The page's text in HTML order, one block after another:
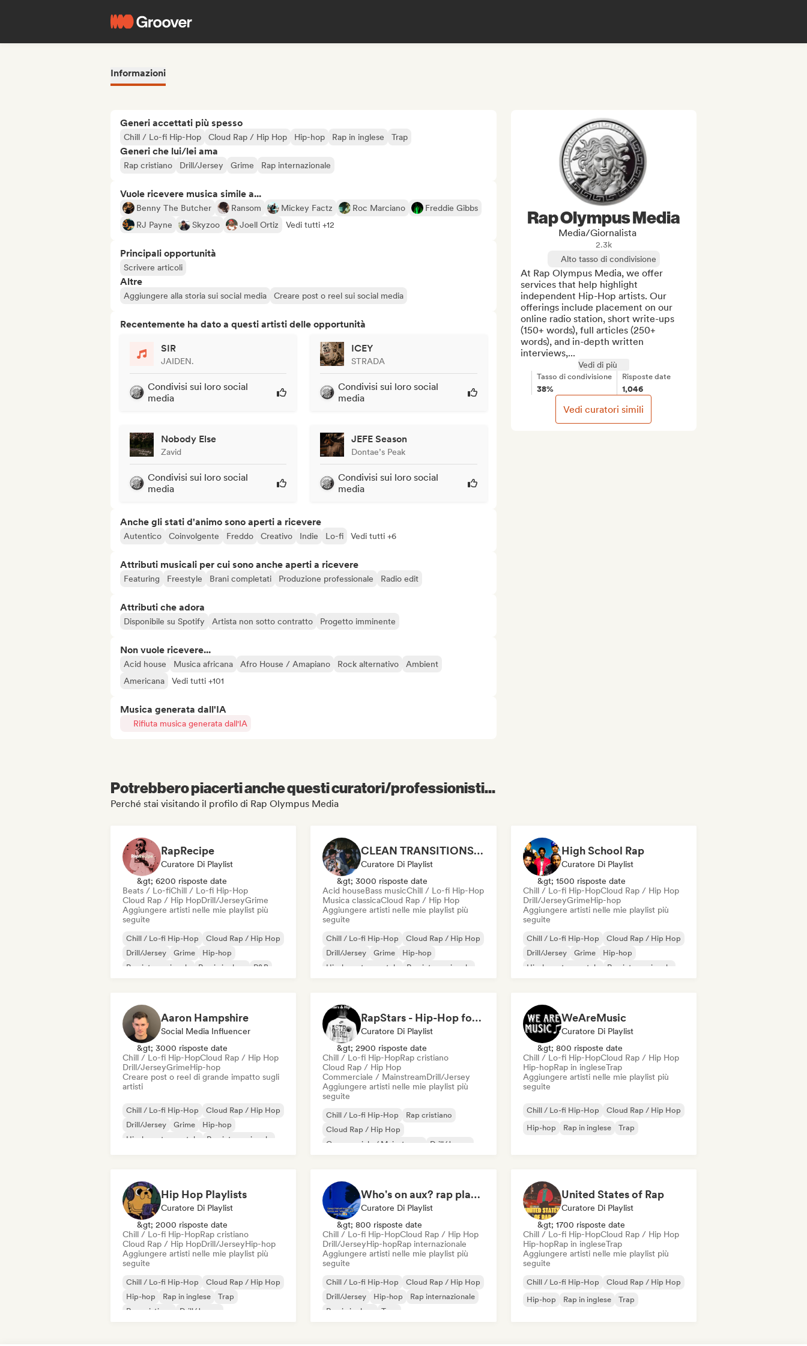
Informazioni
Generi accettati più spesso
Chill / Lo-fi Hip-Hop Cloud Rap / Hip Hop Hip-hop Rap in inglese Trap
Generi che lui/lei ama
Rap cristiano Drill/Jersey Grime Rap internazionale
Vuole ricevere musica simile a...
Benny The Butcher Ransom Mickey Factz Roc Marciano
Freddie Gibbs
RJ Payne
Skyzoo Joell Ortiz Vedi tutti +12
Principali opportunità
Scrivere articoli
Altre
Aggiungere alla storia sui social media Creare post o reel sui social media
Recentemente ha dato a questi artisti delle opportunità
SIR
JAIDEN.
Condivisi sui loro social
media
ICEY
STRADA
Condivisi sui loro social
media
Nobody Else
Zavid
Condivisi sui loro social
media
JEFE Season
Dontae’s Peak
Condivisi sui loro social
media
Anche gli stati d'animo sono aperti a ricevere
Autentico Coinvolgente Freddo Creativo Indie Lo-fi Vedi tutti +6
Attributi musicali per cui sono anche aperti a ricevere
Featuring Freestyle Brani completati Produzione professionale Radio edit
Attributi che adora
Disponibile su Spotify Artista non sotto contratto Progetto imminente
Non vuole ricevere...
Acid house Musica africana Afro House / Amapiano Rock alternativo
Ambient
Americana
Vedi tutti +101
Musica generata dall'IA
Rifiuta musica generata dall'IA
Rap Olympus Media
Media/Giornalista
2.3k
Alto tasso di condivisione
At Rap Olympus Media, we offer
services that help highlight
independent Hip-Hop artists. Our
offerings include placement on our
online radio station, short write-ups
(150+ words), full articles (250+
words), and in-depth written
interviews,...
Vedi di più
Tasso di condivisione
38%
Risposte date
1,046
Vedi curatori simili
Potrebbero piacerti anche questi curatori/professionisti...
Perché stai visitando il profilo di Rap Olympus Media
RapRecipe
Curatore Di Playlist
&gt; 6200 risposte date
Beats / Lo-fiChill / Lo-fi Hip-Hop
Cloud Rap / Hip HopDrill/JerseyGrime
Aggiungere artisti nelle mie playlist più
seguite
Chill / Lo-fi Hip-Hop
Cloud Rap / Hip Hop
Drill/Jersey
Grime
Hip-hop
Rap internazionale
Rap in inglese R&B
CLEAN TRANSITIONS😤
Curatore Di Playlist
&gt; 3000 risposte date
Acid houseBass musicChill / Lo-fi Hip-Hop
Musica classicaCloud Rap / Hip Hop
Aggiungere artisti nelle mie playlist più
seguite
Chill / Lo-fi Hip-Hop
Cloud Rap / Hip Hop
Drill/Jersey
Grime
Hip-hop
Hip-hop strumentale
Rap internazionale
High School Rap
Curatore Di Playlist
&gt; 1500 risposte date
Chill / Lo-fi Hip-HopCloud Rap / Hip Hop
Drill/JerseyGrimeHip-hop
Aggiungere artisti nelle mie playlist più
seguite
Chill / Lo-fi Hip-Hop
Cloud Rap / Hip Hop
Drill/Jersey
Grime
Hip-hop
Hip-hop strumentale
Rap internazionale
Aaron Hampshire
Social Media Influencer
&gt; 3000 risposte date
Chill / Lo-fi Hip-HopCloud Rap / Hip Hop
Drill/JerseyGrimeHip-hop
Creare post o reel di grande impatto sugli
artisti
Chill / Lo-fi Hip-Hop
Cloud Rap / Hip Hop
Drill/Jersey
Grime
Hip-hop
Hip-hop strumentale
Rap internazionale
RapStars - Hip-Hop for late night vibes (by Music Outsider)
Curatore Di Playlist
&gt; 2900 risposte date
Chill / Lo-fi Hip-HopRap cristiano
Cloud Rap / Hip Hop
Commerciale / MainstreamDrill/Jersey
Aggiungere artisti nelle mie playlist più
seguite
Chill / Lo-fi Hip-Hop
Rap cristiano
Cloud Rap / Hip Hop
Commerciale / Mainstream
Drill/Jersey
WeAreMusic
Curatore Di Playlist
&gt; 800 risposte date
Chill / Lo-fi Hip-HopCloud Rap / Hip Hop
Hip-hopRap in ingleseTrap
Aggiungere artisti nelle mie playlist più
seguite
Chill / Lo-fi Hip-Hop
Cloud Rap / Hip Hop
Hip-hop
Rap in inglese Trap
Hip Hop Playlists
Curatore Di Playlist
&gt; 2000 risposte date
Chill / Lo-fi Hip-HopRap cristiano
Cloud Rap / Hip HopDrill/JerseyHip-hop
Aggiungere artisti nelle mie playlist più
seguite
Chill / Lo-fi Hip-Hop
Cloud Rap / Hip Hop
Hip-hop
Rap in inglese
Trap
Rap cristiano
Drill/Jersey
Who's on aux? rap playlist
Curatore Di Playlist
&gt; 800 risposte date
Chill / Lo-fi Hip-HopCloud Rap / Hip Hop
Drill/JerseyHip-hopRap internazionale
Aggiungere artisti nelle mie playlist più
seguite
Chill / Lo-fi Hip-Hop
Cloud Rap / Hip Hop
Drill/Jersey
Hip-hop
Rap internazionale
Rap in inglese
Trap
United States of Rap
Curatore Di Playlist
&gt; 1700 risposte date
Chill / Lo-fi Hip-HopCloud Rap / Hip Hop
Hip-hopRap in ingleseTrap
Aggiungere artisti nelle mie playlist più
seguite
Chill / Lo-fi Hip-Hop
Cloud Rap / Hip Hop
Hip-hop
Rap in inglese Trap